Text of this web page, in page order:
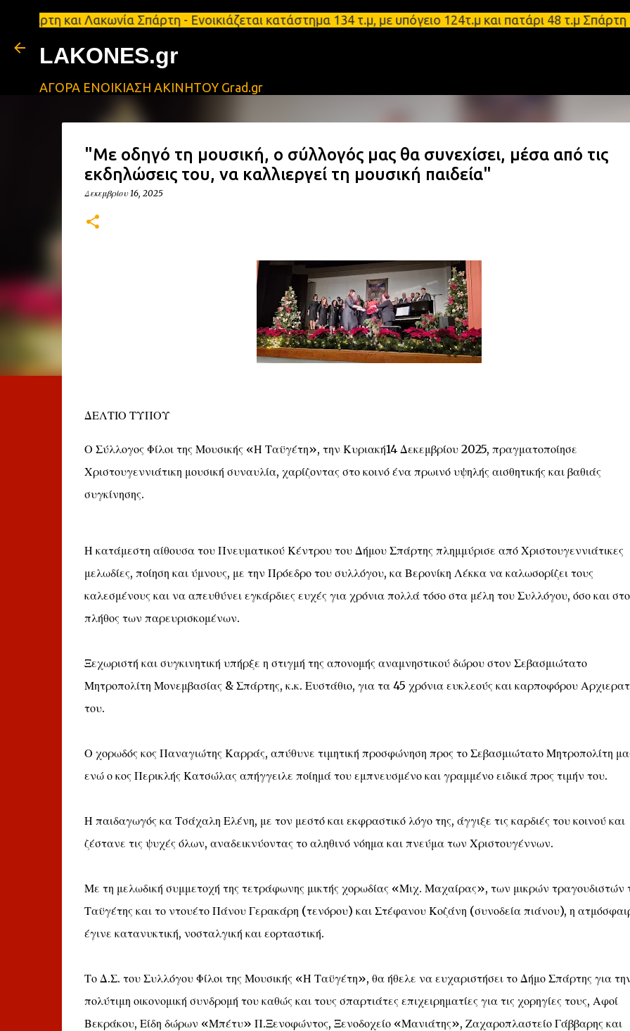
Μετάβαση στο κύριο περιεχόμενο
Λακωνία Σπάρτη - Ενοικιάζεται κατάστημα 134 τ.μ, με υπόγειο 124τ.μ και πατάρι 48 τ.μ
LAKONES.gr
ΑΓΟΡΑ ΕΝΟΙΚΙΑΣΗ ΑΚΙΝΗΤΟΥ Grad.gr
"Με οδηγό τη μουσική, ο σύλλογός μας θα συνεχίσει, μέσα από τις
εκδηλώσεις του, να καλλιεργεί τη μουσική παιδεία"
Δεκεμβρίου 16, 2025
ΔΕΛΤΙΟ ΤΥΠΟΥ
Ο Σύλλογος Φίλοι της Μουσικής «Η Ταϋγέτη», την Κυριακή14 Δεκεμβρίου 2025, πραγματοποίησε
Χριστουγεννιάτικη μουσική συναυλία, χαρίζοντας στο κοινό ένα πρωινό υψηλής αισθητικής και βαθιάς
συγκίνησης.
Η κατάμεστη αίθουσα του Πνευματικού Κέντρου του Δήμου Σπάρτης πλημμύρισε από Χριστουγεννιάτικες
μελωδίες, ποίηση και ύμνους, με την Πρόεδρο του συλλόγου, κα Βερονίκη Λέκκα να καλωσορίζει τους
καλεσμένους και να απευθύνει εγκάρδιες ευχές για χρόνια πολλά τόσο στα μέλη του Συλλόγου, όσο και στο
πλήθος των παρευρισκομένων.
Ξεχωριστή και συγκινητική υπήρξε η στιγμή της απονομής αναμνηστικού δώρου στον Σεβασμιώτατο
Μητροπολίτη Μονεμβασίας & Σπάρτης, κ.κ. Ευστάθιο, για τα 45 χρόνια ευκλεούς και καρποφόρου
του.
Ο χορωδός κος Παναγιώτης Καρράς, απύθυνε τιμητική προσφώνηση προς το Σεβασμιώτατο Μητροπολίτη
ενώ ο κος Περικλής Κατσώλας απήγγειλε ποίημά του εμπνευσμένο και γραμμένο ειδικά προς τιμήν του.
Η παιδαγωγός κα Τσάχαλη Ελένη, με τον μεστό και εκφραστικό λόγο της, άγγιξε τις καρδιές του κοινού και
ζέστανε τις ψυχές όλων, αναδεικνύοντας το αληθινό νόημα και πνεύμα των Χριστουγέννων.
Με τη μελωδική συμμετοχή της τετράφωνης μικτής χορωδίας «Μιχ. Μαχαίρας», των μικρών τραγουδιστών
Ταϋγέτης και το ντουέτο Πάνου Γερακάρη (τενόρου) και Στέφανου Κοζάνη (συνοδεία πιάνου), η
έγινε κατανυκτική, νοσταλγική και εορταστική.
Το Δ.Σ. του Συλλόγου Φίλοι της Μουσικής «Η Ταϋγέτη», θα ήθελε να ευχαριστήσει το Δήμο Σπάρτης για
πολύτιμη οικονομική συνδρομή του καθώς και τους σπαρτιάτες επιχειρηματίες για τις χορηγίες τους, Αφοί
Βεκράκου, Είδη δώρων «Μπέτυ» Π.Ξενοφώντος, Ξενοδοχείο «Μανιάτης», Ζαχαροπλαστείο Γάββαρης και